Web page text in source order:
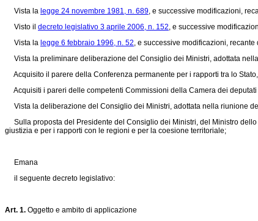
Vista la legge 24 novembre 1981, n. 689, e successive modificazioni,
Visto il decreto legislativo 3 aprile 2006, n. 152, e successive
Vista la legge 6 febbraio 1996, n. 52, e successive modificazioni,
Vista la preliminare deliberazione del Consiglio dei Ministri, adottata
Acquisito il parere della Conferenza permanente per i rapporti tra lo
Acquisiti i pareri delle competenti Commissioni della Camera dei
Vista la deliberazione del Consiglio dei Ministri, adottata nella riunione
Sulla proposta del Presidente del Consiglio dei Ministri, del Ministro
giustizia e per i rapporti con le regioni e per la coesione territoriale;
Emana
il seguente decreto legislativo:
Art. 1. Oggetto e ambito di applicazione